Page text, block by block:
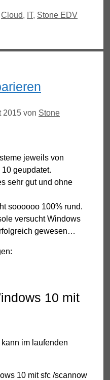
Cloud, IT, Stone EDV
2015 von Stone
jeweils von
geupdatet.
sehr gut und ohne
soooooo 100% rund.
versucht Windows
gewesen…
10 mit
im laufenden
10 mit sfc /scannow